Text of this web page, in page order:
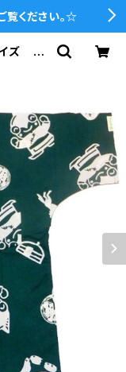
覧ください。☆
ズ 認
濱いち